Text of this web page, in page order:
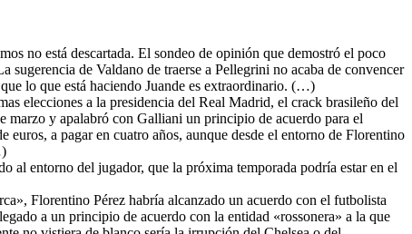
no está descartada. El sondeo de opinión que demostró el poco
de Valdano de traerse a Pellegrini no acaba de convencer
lo que está haciendo Juande es extraordinario. (…)
elecciones a la presidencia del Real Madrid, el crack brasileño del
marzo y apalabró con Galliani un principio de acuerdo para el
euros, a pagar en cuatro años, aunque desde el entorno de Florentino
al entorno del jugador, que la próxima temporada podría estar en el
Florentino Pérez habría alcanzado un acuerdo con el futbolista
a un principio de acuerdo con la entidad «rossonera» a la que